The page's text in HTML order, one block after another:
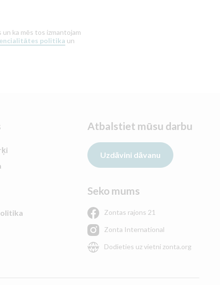
ka mēs tos izmantojam
politika un
Atbalstiet mūsu darbu
Uzdāvini dāvanu
Seko mums
Zontas rajons 21
Zonta International
Dodieties uz vietni zonta.org